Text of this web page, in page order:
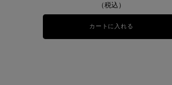
（税込）
カートに入れる タンイドル